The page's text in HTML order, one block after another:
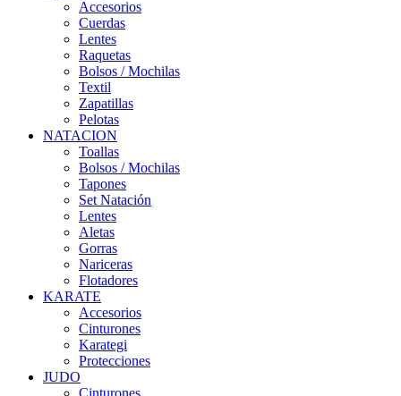
Accesorios
Cuerdas
Lentes
Raquetas
Bolsos / Mochilas
Textil
Zapatillas
Pelotas
NATACION
Toallas
Bolsos / Mochilas
Tapones
Set Natación
Lentes
Aletas
Gorras
Nariceras
Flotadores
KARATE
Accesorios
Cinturones
Karategi
Protecciones
JUDO